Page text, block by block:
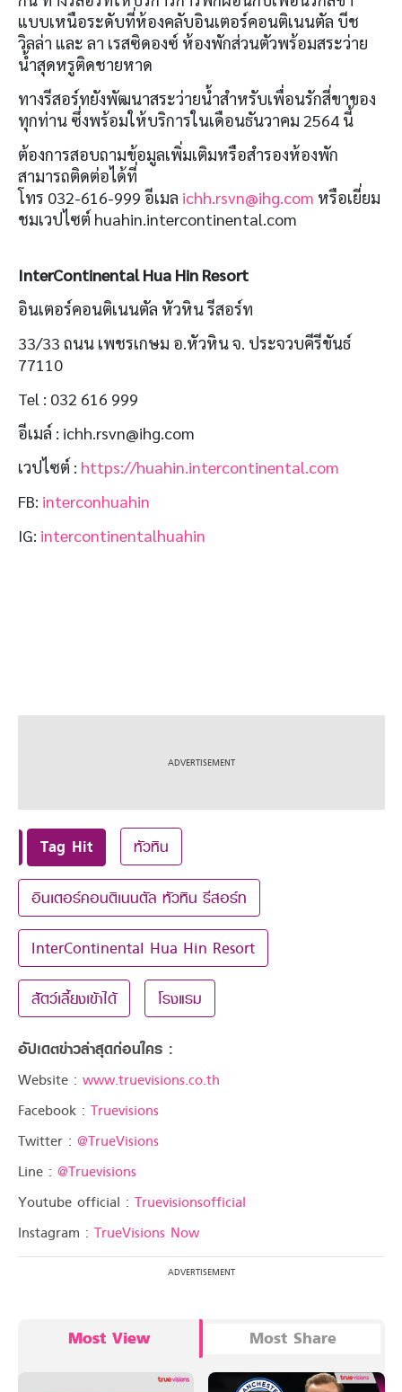
แบบเหนือระดับที่ห้องคลับอินเตอร์คอนติเนนตัล บีช
วิลล่า และ ลา เรสซิดองซ์ ห้องพักส่วนตัวพร้อมสระว่าย
น้ำสุดหรูติดชายหาด
ทางรีสอร์ทยังพัฒนาสระว่ายน้ำสำหรับเพื่อนรักสี่ขาของ
ทุกท่าน ซึ่งพร้อมให้บริการในเดือนธันวาคม 2564 นี้
ต้องการสอบถามข้อมูลเพิ่มเติมหรือสำรองห้องพัก
สามารถติดต่อได้ที่
โทร 032-616-999 อีเมล ichh.rsvn@ihg.com หรือเยี่ยม
ชมเวปไซต์ huahin.intercontinental.com
InterContinental Hua Hin Resort
อินเตอร์คอนติเนนตัล หัวหิน รีสอร์ท
33/33 ถนน เพชรเกษม อ.หัวหิน จ. ประจวบคีรีขันธ์
77110
Tel : 032 616 999
อีเมล์ : ichh.rsvn@ihg.com
เวปไซต์ : https://huahin.intercontinental.com
FB: interconhuahin
IG: intercontinentalhuahin
Tag Hit หัวหิน
อินเตอร์คอนติเนนตัล หัวหิน รีสอร์ท
InterContinental Hua Hin Resort
สัตว์เลี้ยงเข้าได้ โรงแรม
อัปเดตข่าวล่าสุดก่อนใคร :
Website : www.truevisions.co.th
Facebook : Truevisions
Twitter : @TrueVisions
Line : @Truevisions
Youtube official : Truevisionsofficial
Instagram : TrueVisions Now
Most View Most Share